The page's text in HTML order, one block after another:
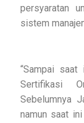
persyaratan
sistem
“Sampai
Sertifikasi
Sebelumnya
namun saat